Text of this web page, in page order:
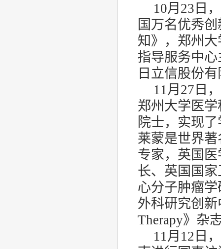
10月 23 日
国万名优秀
知》，郑州
指导服务中
日立信股份
11月 27 日
郑州大学医
院士，实现
莱蒙是世界
专家，英国
长、英国国
心分子肿瘤
外科研究创
Therapy》杂
11月 12 日